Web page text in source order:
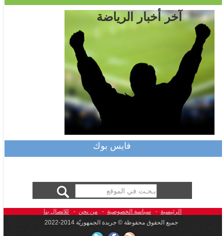
آخر أخبار الرياضة
فايس بوك
الرئيسية- سياسة الخصوصية- من نحن-
للاتصال بنا
جميع الحقوق محفوظة © جريدة الجمهوريّة 2014-2022